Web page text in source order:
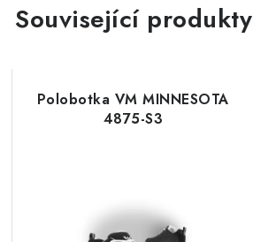
Související produkty
Polobotka VM MINNESOTA
4875-S3